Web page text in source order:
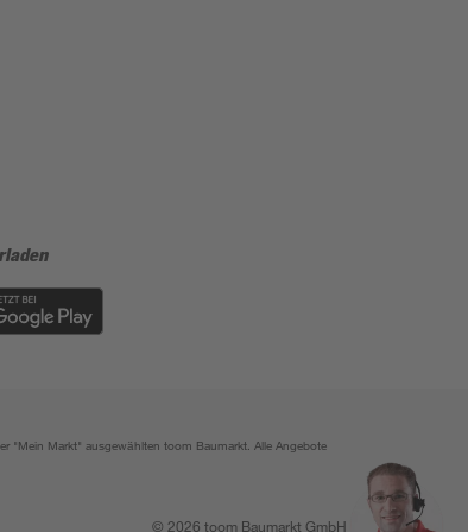
"Mein Markt" ausgewählten toom Baumarkt. Alle Angebote
© 2026 toom Baumarkt GmbH